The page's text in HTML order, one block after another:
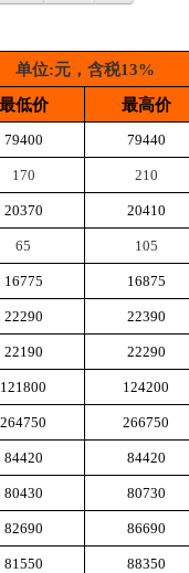
单位:元，含税13%
最低价 最高价
79400 79440
170 210
20370 20410
65 105
16775 16875
22290 22390
22190 22290
121800 124200
264750 266750
84420 84420
80430 80730
82690 86690
81550 88350